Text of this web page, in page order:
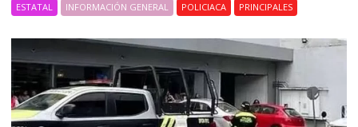
ESTATAL INFORMACIÓN GENERAL POLICIACA PRINCIPALES